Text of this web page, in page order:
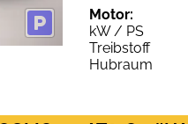
Motor:
kW / PS
Treibstoff
Hubraum